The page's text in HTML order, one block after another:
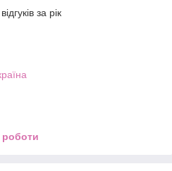
за рік
роботи